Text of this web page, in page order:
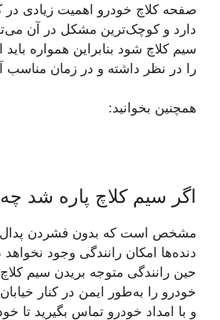
صفحه کلاچ خودرو اهمیت زیادی در
دارد و کوچک‌ترین مشکل در آن
سیم کلاچ شود بنابراین همواره
را در نظر داشته و در زمان مناسب
همچنین بخوانید:
اگر سیم کلاچ پاره شد
مشخص است که بدون فشردن پدال
دنده‌ها امکان رانندگی وجود
حین رانندگی متوجه بریدن سیم
خودرو را به‌طور ایمن در کنار
و با امداد خودرو تماس بگیرید تا